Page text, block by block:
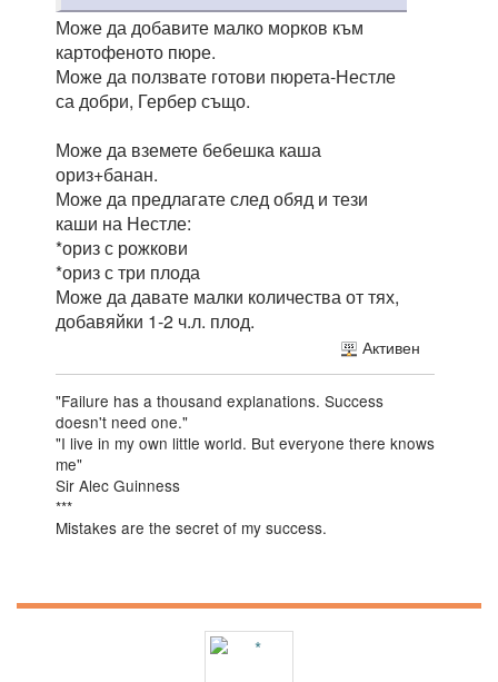
Може да добавите малко морков към
картофеното пюре.
Може да ползвате готови пюрета-Нестле
са добри, Гербер също.
Може да вземете бебешка каша
ориз+банан.
Може да предлагате след обяд и тези
каши на Нестле:
*ориз с рожкови
*ориз с три плода
Може да давате малки количества от тях,
добавяйки 1-2 ч.л. плод.
Активен
"Failure has a thousand explanations. Success
doesn't need one."
"I live in my own little world. But everyone there knows
me"
Sir Alec Guinness
***
Mistakes are the secret of my success.